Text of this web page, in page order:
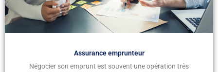
Assurance emprunteur
Négocier son emprunt est souvent une opération très